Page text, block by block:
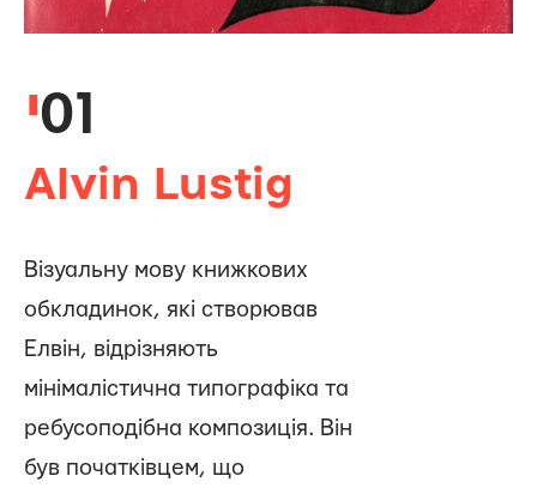
01
Alvin Lustig
Візуальну мову книжкових
обкладинок, які створював
Елвін, відрізняють
мінімалістична типографіка та
ребусоподібна композиція. Він
був початківцем, що